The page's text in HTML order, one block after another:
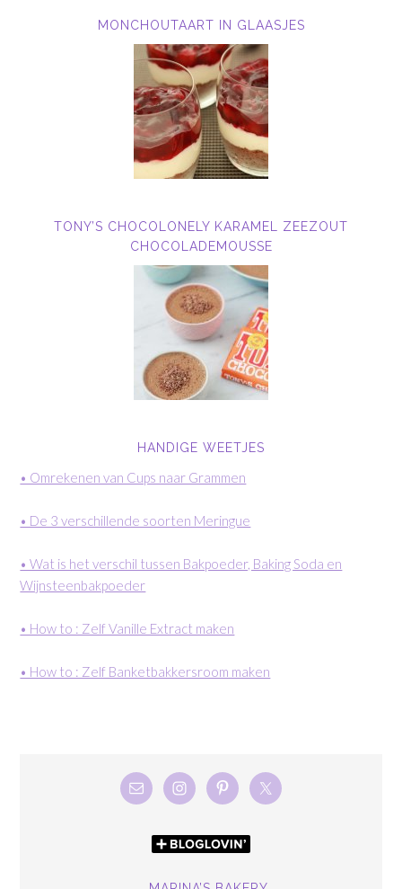
MONCHOUTAART IN GLAASJES
TONY’S CHOCOLONELY KARAMEL ZEEZOUT
CHOCOLADEMOUSSE
HANDIGE WEETJES
• Omrekenen van Cups naar Grammen
• De 3 verschillende soorten Meringue
• Wat is het verschil tussen Bakpoeder, Baking Soda en
Wijnsteenbakpoeder
• How to : Zelf Vanille Extract maken
• How to : Zelf Banketbakkersroom maken